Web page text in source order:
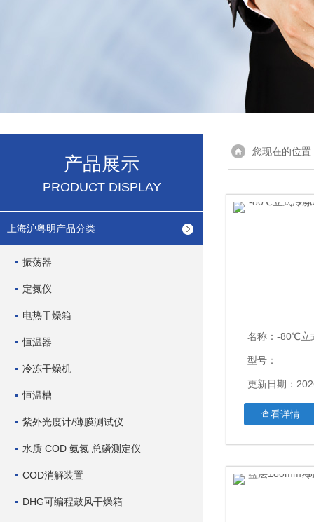
产品展示
PRODUCT DISPLAY
上海沪粤明产品分类
振荡器
定氮仪
电热干燥箱
恒温器
冷冻干燥机
恒温槽
紫外光度计/薄膜测试仪
水质 COD 氨氮 总磷测定仪
COD消解装置
DHG可编程鼓风干燥箱
您现在的位置
名称： -80℃立式冷冻
型号：
更新日期：
查看详情